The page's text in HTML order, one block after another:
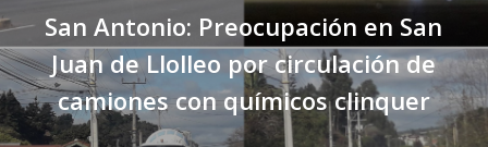
San Antonio: Preocupación en San
Juan de Llolleo por circulación de
camiones con químicos clinquer